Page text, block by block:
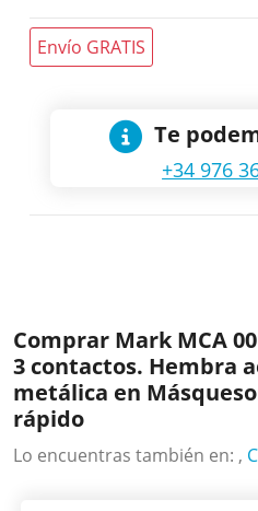
Envío GRATIS
Te
+34 976
Comprar Mark MCA
3 contactos. Hembra
metálica en
rápido
Lo encuentras también en: ,